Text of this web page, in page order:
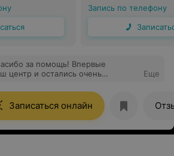
Запись по телефону
за помощь! Впервые
центр и остались очень
своего дела, обязательно
у вас!
Еще
Записаться онлайн